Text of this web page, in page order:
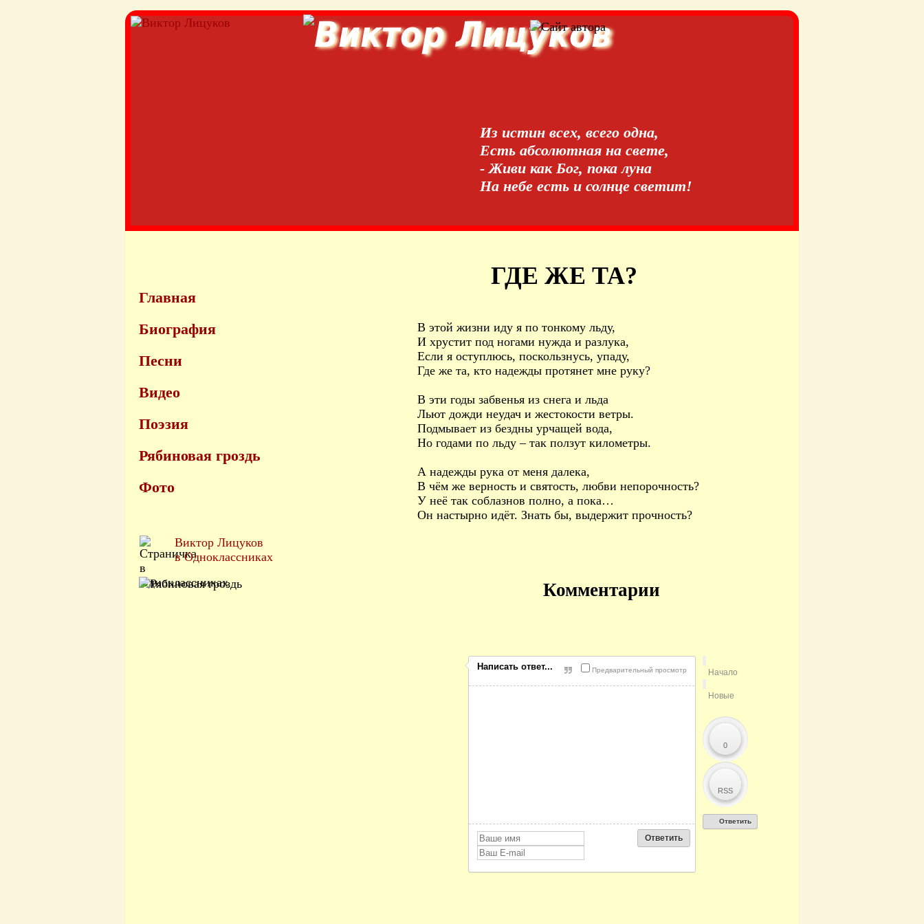
Из истин всех, всего одна,
Есть абсолютная на свете,
- Живи как Бог, пока луна
На небе есть и солнце светит!
Главная
Биография
Песни
Видео
Поэзия
Рябиновая гроздь
Фото
Виктор Лицуков
в Одноклассниках
ГДЕ ЖЕ ТА?
В этой жизни иду я по тонкому льду,
И хрустит под ногами нужда и разлука,
Если я оступлюсь, поскользнусь, упаду,
Где же та, кто надежды протянет мне руку?
В эти годы забвенья из снега и льда
Льют дожди неудач и жестокости ветры.
Подмывает из бездны урчащей вода,
Но годами по льду – так ползут километры.
А надежды рука от меня далека,
В чём же верность и святость, любви непорочность?
У неё так соблазнов полно, а пока…
Он настырно идёт. Знать бы, выдержит прочность?
Комментарии
Начало
Новые
0
RSS
Ответить
Написать ответ... Предварительный просмотр